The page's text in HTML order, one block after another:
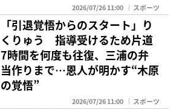
2026/07/26 11:00 スポーツ
「引退覚悟からのスタート」り
くりゅう 指導受けるため片道
7時間を何度も往復、三浦の弁
当作りまで…恩人が明かす“木原
の覚悟”
2026/07/26 11:00 スポーツ